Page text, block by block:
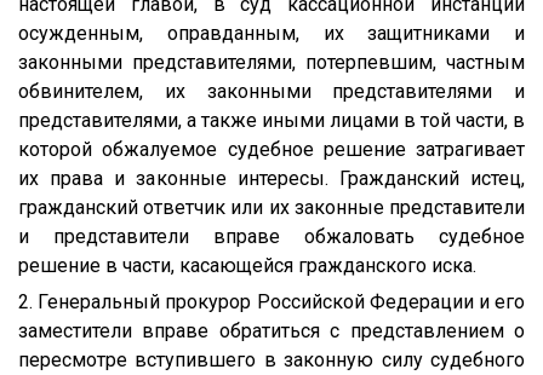
осужденным, оправданным, их защитниками и
законными представителями, потерпевшим, частным
обвинителем, их законными представителями и
представителями, а также иными лицами в той части, в
которой обжалуемое судебное решение затрагивает
их права и законные интересы. Гражданский истец,
гражданский ответчик или их законные представители
и представители вправе обжаловать судебное
решение в части, касающейся гражданского иска.
2. Генеральный прокурор Российской Федерации и его
заместители вправе обратиться с представлением о
пересмотре вступившего в законную силу судебного